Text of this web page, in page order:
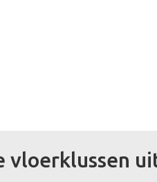
vloerklussen